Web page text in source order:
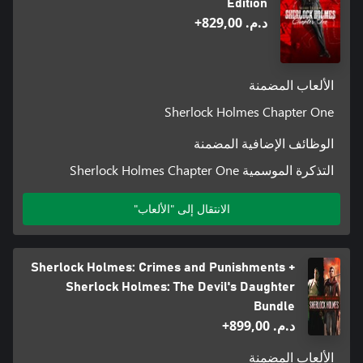
Edition
د.م.‏ 829,00+
الألعاب المضمنة
Sherlock Holmes Chapter One
الوظائف الإضافية المضمنة
التذكرة الموسمية Sherlock Holmes Chapter One
الانتقال إلى "الألعاب"
Sherlock Holmes: Crimes and Punishments +
Sherlock Holmes: The Devil's Daughter
Bundle
د.م.‏ 899,00+
الألعاب المضمنة